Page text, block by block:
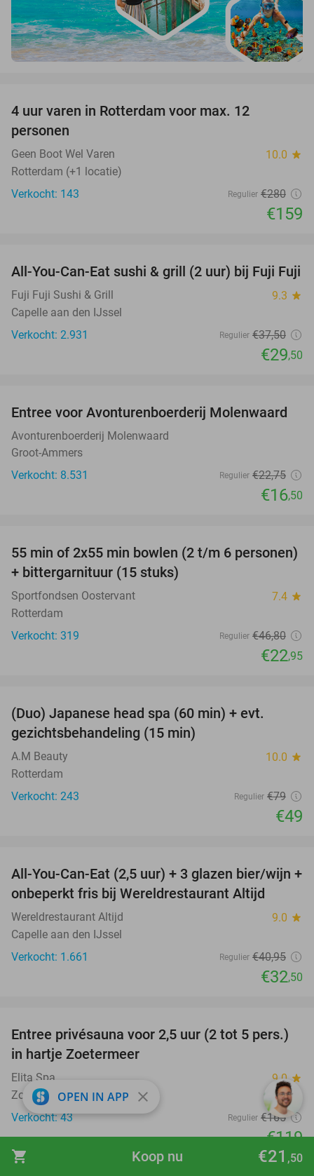
shopping_cart €21 ,50
Koop nu
4 uur varen in Rotterdam voor max. 12
personen
Geen Boot Wel Varen 10.0 star
Rotterdam (+1 locatie)
Verkocht: 143
Regulier €280
€159
21%
All-You-Can-Eat sushi & grill (2 uur) bij Fuji Fuji
Fuji Fuji Sushi & Grill 9.3 star
Capelle aan den IJssel
Verkocht: 2.931
Regulier €37,50
€29,50
27%
Entree voor Avonturenboerderij Molenwaard
Avonturenboerderij Molenwaard
Groot-Ammers
Verkocht: 8.531
Regulier €22,75
€16,50
51%
55 min of 2x55 min bowlen (2 t/m 6 personen)
+ bittergarnituur (15 stuks)
Sportfondsen Oostervant 7.4 star
Rotterdam
Verkocht: 319
Regulier €46,80
€22,95
(Duo) Japanese head spa (60 min) + evt.
gezichtsbehandeling (15 min)
A.M Beauty 10.0 star
Rotterdam
Verkocht: 243
Regulier €79
€49
21%
All-You-Can-Eat (2,5 uur) + 3 glazen bier/wijn +
onbeperkt fris bij Wereldrestaurant Altijd
Wereldrestaurant Altijd 9.0 star
Capelle aan den IJssel
Verkocht: 1.661
Regulier €40,95
€32,50
28%
Entree privésauna voor 2,5 uur (2 tot 5 pers.)
in hartje Zoetermeer
Elita Spa 9.0 star
Zoetermeer (11 km)
Verkocht: 43
Regulier €165
€119
favorite_border
OPEN IN APP close